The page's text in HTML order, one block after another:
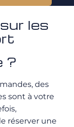
les
?
des
sont à votre
réserver une